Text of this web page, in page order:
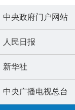
中央政府门户网站
人民日报
新华社
中央广播电视总台